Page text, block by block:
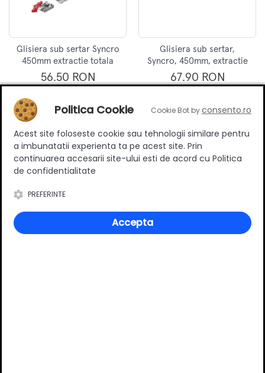
Glisiera sub sertar Syncro
450mm extractie totala
Hafele
56.50 RON
Glisiera sub sertar,
Syncro, 450mm, extractie
totala, push to open,
Hafele
67.90 RON
Specificatii
Lungime nominala (mm)
Politica Cookie Cookie Bot byconsento.ro
Acest site foloseste cookie sau tehnologii similare pentru
a imbunatatii experienta ta pe acest site. Prin
continuarea accesarii site-ului esti de acord cu Politica
de confidentialitate
PREFERINTE
Accepta